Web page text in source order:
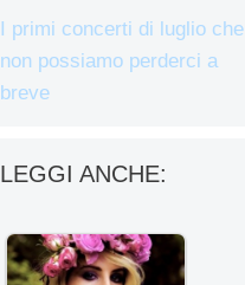
I primi concerti di luglio che
non possiamo perderci a
breve
LEGGI ANCHE: